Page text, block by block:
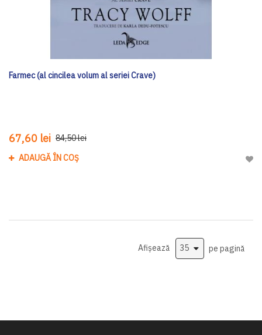
Farmec (al cincilea volum al seriei Crave)
67,60 lei 84,50 lei
ADAUGĂ ÎN COȘ
Afișează pe pagină